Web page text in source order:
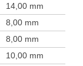
14,00 mm
8,00 mm
8,00 mm
10,00 mm